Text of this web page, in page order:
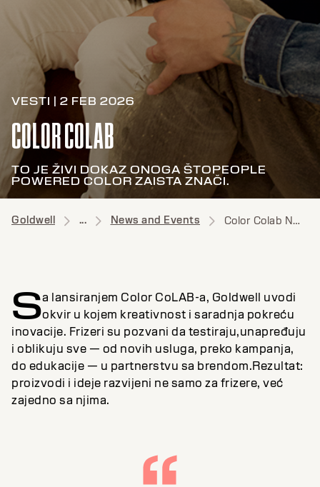
VESTI | 2 FEB 2026
COLOR COLAB
TO JE ŽIVI DOKAZ ONOGA ŠTOPEOPLE
POWERED COLOR ZAISTA ZNAČI.
Goldwell ... News and Events Color Colab News
Sa lansiranjem Color CoLAB-a, Goldwell uvodi
okvir u kojem kreativnost i saradnja pokreću
inovacije. Frizeri su pozvani da testiraju,unapređuju
i oblikuju sve — od novih usluga, preko kampanja,
do edukacije — u partnerstvu sa brendom.Rezultat:
proizvodi i ideje razvijeni ne samo za frizere, već
zajedno sa njima.